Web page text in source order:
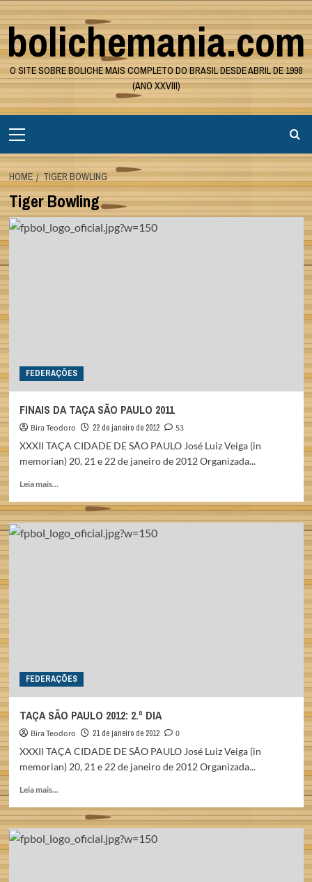
Skip
to
content
bolichemania.com
O SITE SOBRE BOLICHE MAIS COMPLETO DO BRASIL DESDE ABRIL DE 1998
(ANO XXVIII)
Menu
HOME TIGER BOWLING
Tiger Bowling
FEDERAÇÕES
FINAIS DA TAÇA SÃO PAULO 2011
Bira Teodoro 22 de janeiro de 2012
53
XXXII TAÇA CIDADE DE SÃO PAULO José Luiz Veiga (in
memorian) 20, 21 e 22 de janeiro de 2012 Organizada...
Leia mais...
about
FINAIS
DA
FEDERAÇÕES
TAÇA SÃO PAULO 2012: 2.º DIA
Bira Teodoro 21 de janeiro de 2012
0
XXXII TAÇA CIDADE DE SÃO PAULO José Luiz Veiga (in
memorian) 20, 21 e 22 de janeiro de 2012 Organizada...
Leia mais...
about
TAÇA
SÃO